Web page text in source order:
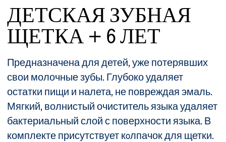
ДЕТСКАЯ ЗУБНАЯ
ЩЕТКА + 6 ЛЕТ
Предназначена для детей, уже потерявших
свои молочные зубы. Глубоко удаляет
остатки пищи и налета, не повреждая эмаль.
Мягкий, волнистый очиститель языка удаляет
бактериальный слой с поверхности языка. В
комплекте присутствует кoлпачок для щетки.